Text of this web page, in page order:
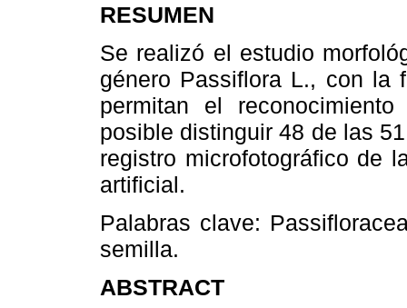
RESUMEN
Se realizó el estudio
género Passiflora L., con la
permitan el
posible distinguir 48 de las
registro microfotográfico de
artificial.
Palabras clave:
semilla.
ABSTRACT